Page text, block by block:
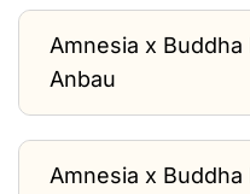
Amnesia x
Anbau
Amnesia x Buddha